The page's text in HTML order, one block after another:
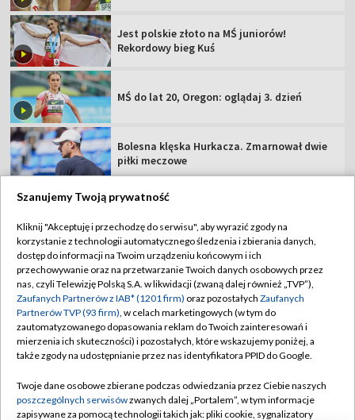
Jest polskie złoto na MŚ juniorów!
Rekordowy bieg Kuś
MŚ do lat 20, Oregon: oglądaj 3. dzień
Bolesna klęska Hurkacza. Zmarnował dwie
piłki meczowe
TVP
Abonament TVP
Sklep TVP
Biuro Reklamy
Oferta Handlowa
Emisja w TVP
Regulamin TVP
Polityka prywatności
Moje zgody
Biuro reklamy
Szanujemy Twoją prywatność
Kliknij "Akceptuję i przechodzę do serwisu", aby wyrazić zgody na
korzystanie z technologii automatycznego śledzenia i zbierania danych,
dostęp do informacji na Twoim urządzeniu końcowym i ich
przechowywanie oraz na przetwarzanie Twoich danych osobowych przez
nas, czyli Telewizję Polską S.A. w likwidacji (zwaną dalej również „TVP”),
Zaufanych Partnerów z IAB* (1201 firm) oraz pozostałych Zaufanych
Partnerów TVP (93 firm), w celach marketingowych (w tym do
zautomatyzowanego dopasowania reklam do Twoich zainteresowań i
mierzenia ich skuteczności) i pozostałych, które wskazujemy poniżej, a
także zgody na udostępnianie przez nas identyfikatora PPID do Google.
Twoje dane osobowe zbierane podczas odwiedzania przez Ciebie naszych
poszczególnych serwisówzwanych dalej „Portalem”, w tym informacje
zapisywane za pomocą technologii takich jak: pliki cookie, sygnalizatory